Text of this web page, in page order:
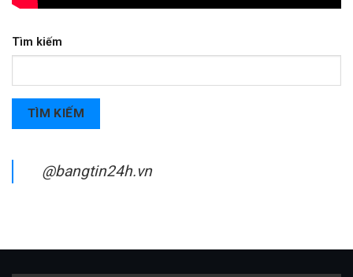
Tìm kiếm
TÌM KIẾM
@bangtin24h.vn